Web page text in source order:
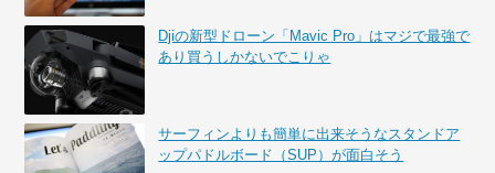
Djiの新型ドローン「Mavic Pro」はマジで最強で
あり買うしかないでこりゃ
サーフィンよりも簡単に出来そうなスタンドア
ップパドルボード（SUP）が面白そう